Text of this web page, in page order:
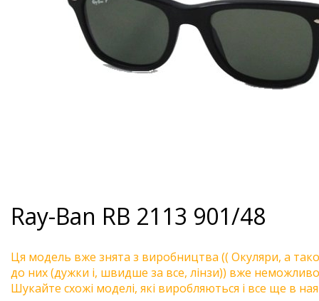
Ray-Ban RB 2113 901/48
Ця модель вже знята з виробництва (( Окуляри, а
до них (дужки і, швидше за все, лінзи)) вже неможливо
Шукайте схожі моделі, які виробляються і все ще в